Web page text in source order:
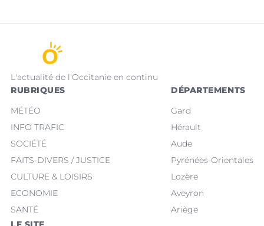
L'actualité de l'Occitanie en continu
RUBRIQUES
MÉTÉO
INFO TRAFIC
SOCIÉTÉ
FAITS-DIVERS / JUSTICE
CULTURE & LOISIRS
ECONOMIE
SANTÉ
DÉPARTEMENTS
Gard
Hérault
Aude
Pyrénées-Orientales
Lozère
Aveyron
Ariège